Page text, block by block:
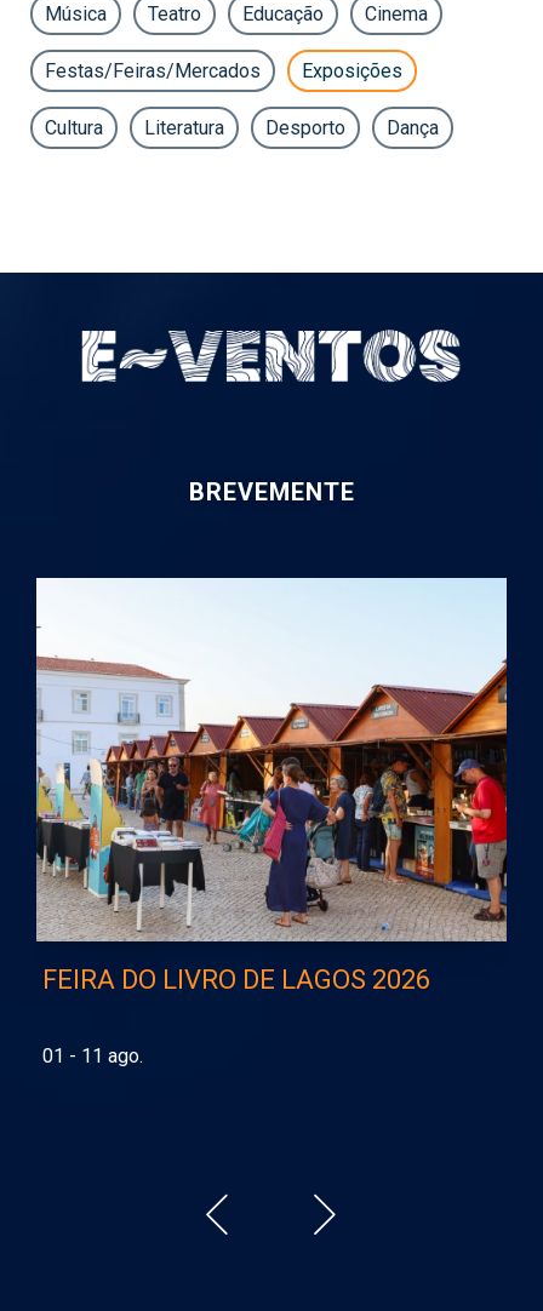
Música Teatro Educação Cinema
Festas/Feiras/Mercados Exposições
Cultura Literatura Desporto Dança
BREVEMENTE
FEIRA DO LIVRO DE LAGOS 2026
01 - 11 ago.